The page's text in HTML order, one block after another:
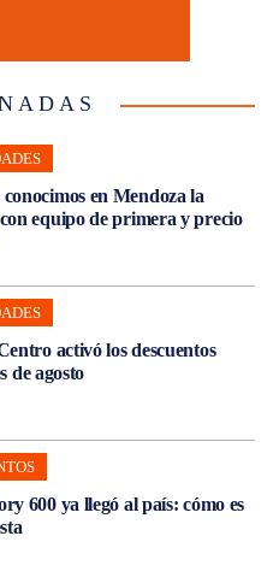
en Mendoza la
equipo de primera y precio
activó los descuentos
de agosto
600 ya llegó al país: cómo es